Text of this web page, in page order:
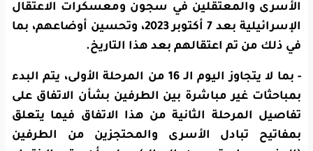
الأسرى والمعتقلين في سجون ومعسكرات الاعتقال
الإسرائيلية بعد 7 أكتوبر 2023، وتحسين أوضاعهم، بما
في ذلك من تم اعتقالهم بعد هذا التاريخ.
- بما لا يتجاوز اليوم الـ 16 من المرحلة الأولى، يتم البدء
بمباحثات غير مباشرة بين الطرفين بشأن الاتفاق على
تفاصيل المرحلة الثانية من هذا الاتفاق فيما يتعلق
بمفاتيح تبادل الأسرى والمحتجزين من الطرفين